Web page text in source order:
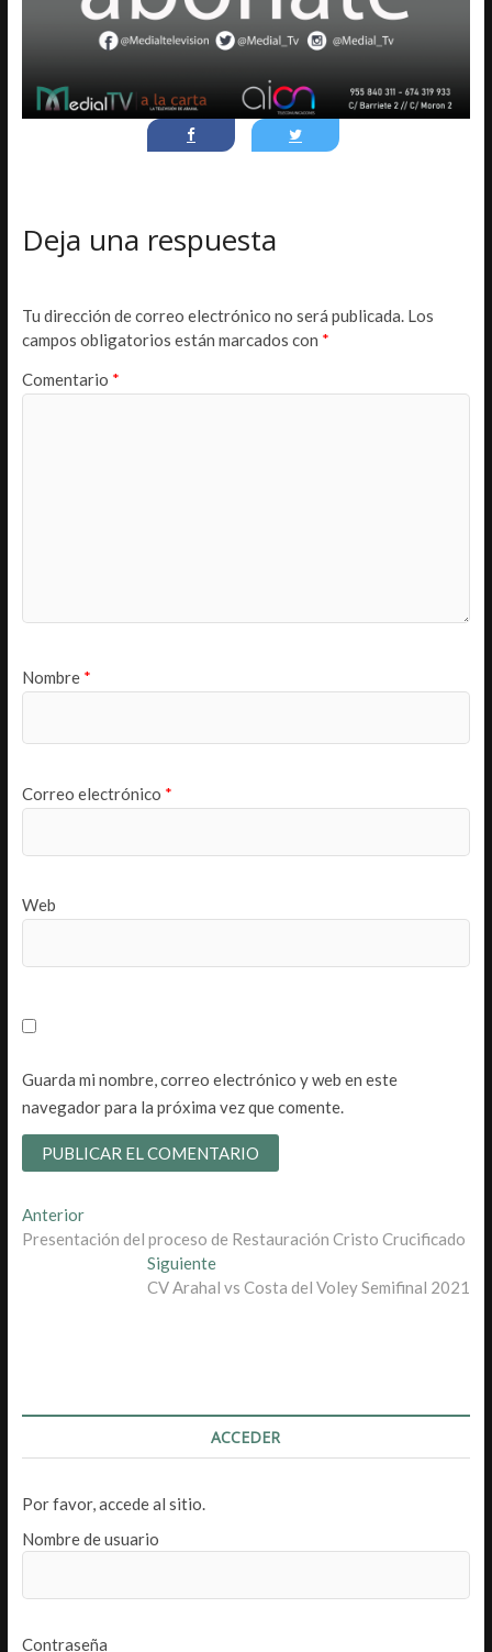
Deja una respuesta
Tu dirección de correo electrónico no será publicada. Los
campos obligatorios están marcados con *
Comentario *
Nombre *
Correo electrónico *
Web
Guarda mi nombre, correo electrónico y web en este
navegador para la próxima vez que comente.
Navegación
de
AnteriorEntrada
anterior:
Presentación del proceso de Restauración Cristo Crucificado
SiguienteEntrada
siguiente:
CV Arahal vs Costa del Voley Semifinal 2021
ACCEDER
Por favor, accede al sitio.
Nombre de usuario
Contraseña